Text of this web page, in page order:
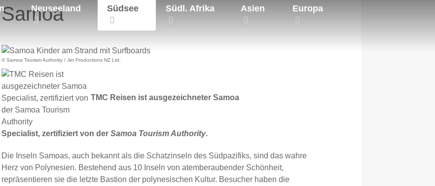
Neuseeland Südsee Südl. Afrika Asien Europa
Samoa
© Samoa Tourism Authority / Jet Productions NZ Ltd.
TMC Reisen ist ausgezeichneter Samoa
Specialist, zertifiziert von der Samoa Tourism Authority.
Die Inseln Samoas, auch bekannt als die Schatzinseln des Südpazifiks, sind das wahre
Herz von Polynesien. Bestehend aus 10 Inseln von atemberaubender Schönheit,
repräsentieren sie die letzte Bastion der polynesischen Kultur. Besucher haben die